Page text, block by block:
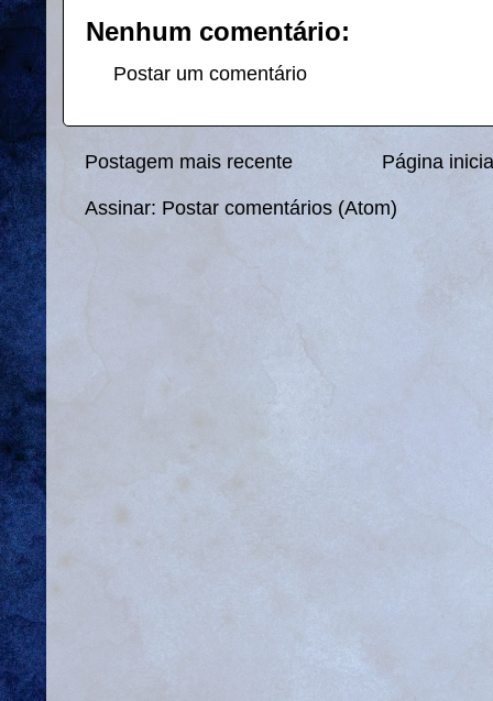
Nenhum comentário:
Postar um comentário
Postagem mais recente Página
Assinar: Postar comentários (Atom)